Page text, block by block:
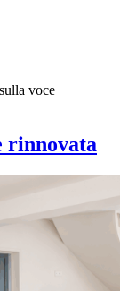
voce
rinnovata